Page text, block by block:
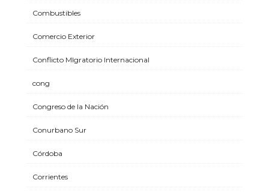
Combustibles
Comercio Exterior
Conflicto MIgratorio Internacional
cong
Congreso de la Nación
Conurbano Sur
Córdoba
Corrientes